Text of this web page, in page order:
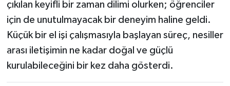
çıkılan keyifli bir zaman dilimi olurken; öğrenciler
için de unutulmayacak bir deneyim haline geldi.
Küçük bir el işi çalışmasıyla başlayan süreç, nesiller
arası iletişimin ne kadar doğal ve güçlü
kurulabileceğini bir kez daha gösterdi.